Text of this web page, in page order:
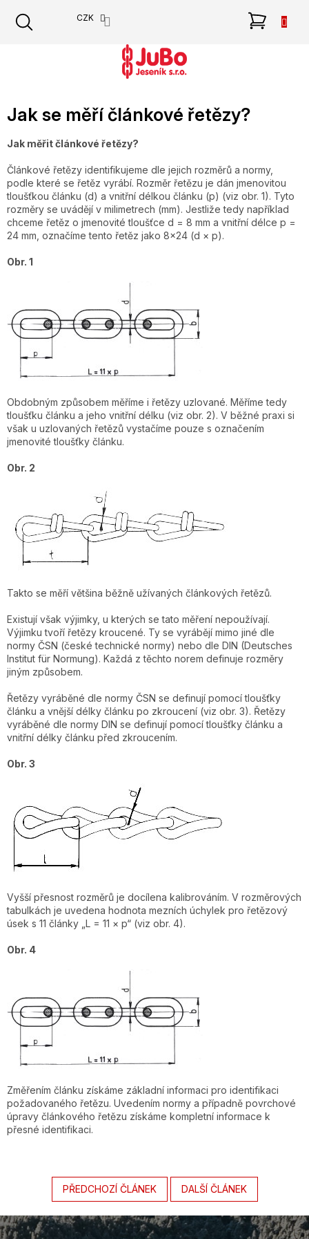
obsah
CZK
Jak se měří článkové řetězy?
Jak měřit článkové řetězy?
Článkové řetězy identifikujeme dle jejich rozměrů a normy,
podle které se řetěz vyrábí. Rozměr řetězu je dán jmenovitou
tloušťkou článku (d) a vnitřní délkou článku (p) (viz obr. 1). Tyto
rozměry se uvádějí v milimetrech (mm). Jestliže tedy například
chceme řetěz o jmenovité tloušťce d = 8 mm a vnitřní délce p =
24 mm, označíme tento řetěz jako 8x24 (d × p).
Obr. 1
Obdobným způsobem měříme i řetězy uzlované. Měříme tedy
tloušťku článku a jeho vnitřní délku (viz obr. 2). V běžné praxi si
však u uzlovaných řetězů vystačíme pouze s označením
jmenovité tloušťky článku.
Obr. 2
Takto se měří většina běžně užívaných článkových řetězů.
Existují však výjimky, u kterých se tato měření nepoužívají.
Výjimku tvoří řetězy kroucené. Ty se vyrábějí mimo jiné dle
normy ČSN (české technické normy) nebo dle DIN (Deutsches
Institut für Normung). Každá z těchto norem definuje rozměry
jiným způsobem.
Řetězy vyráběné dle normy ČSN se definují pomocí tloušťky
článku a vnější délky článku po zkroucení (viz obr. 3). Řetězy
vyráběné dle normy DIN se definují pomocí tloušťky článku a
vnitřní délky článku před zkroucením.
Obr. 3
Vyšší přesnost rozměrů je docílena kalibrováním. V rozměrových
tabulkách je uvedena hodnota mezních úchylek pro řetězový
úsek s 11 články „L = 11 × p“ (viz obr. 4).
Obr. 4
Změřením článku získáme základní informaci pro identifikaci
požadovaného řetězu. Uvedením normy a případně povrchové
úpravy článkového řetězu získáme kompletní informace k
přesné identifikaci.
PŘEDCHOZÍ ČLÁNEK DALŠÍ ČLÁNEK
Z